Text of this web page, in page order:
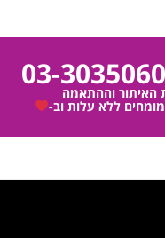
האיתור וההתאמה
ללא עלות וב-